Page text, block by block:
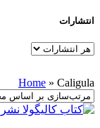
انتشارات
Home » Caligula